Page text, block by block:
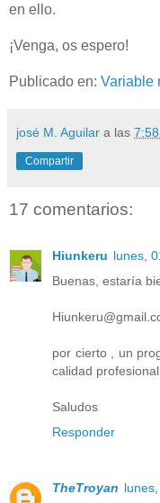
en ello.
¡Venga, os espero!
Publicado en: Variable
josé M. Aguilar a las 7:58
Compartir
17 comentarios:
Hiunkeru lunes,
Buenas, estaría
por cierto , un
calidad
Saludos
Responder
TheTroyan